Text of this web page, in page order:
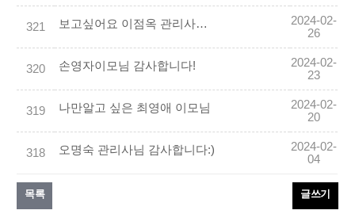
321 보고싶어요 이점옥 관리사님 :))
2024-02-
26
320 손영자이모님 감사합니다!
2024-02-
23
319 나만알고 싶은 최영애 이모님
2024-02-
20
318 오명숙 관리사님 감사합니다:)
2024-02-
04
목록 글쓰기